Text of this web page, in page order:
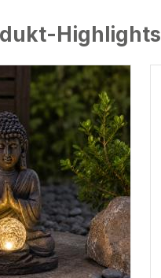
Highlights